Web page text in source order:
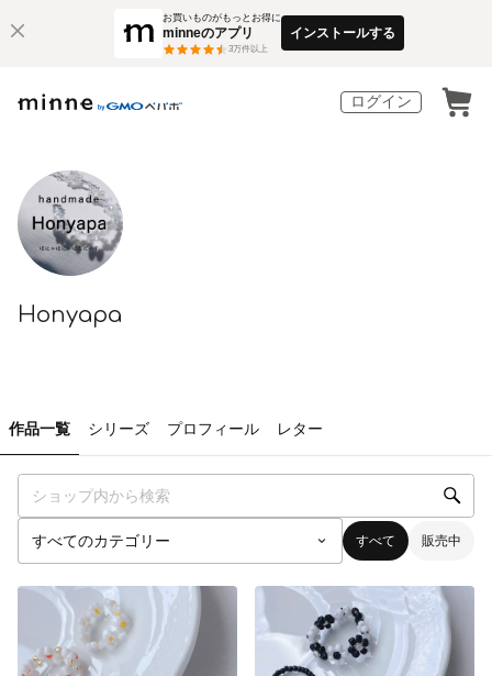
お買いものがもっとお得に
minneのアプリ
3万件以上
インストールする
ログイン
Honyapa
作品一覧 シリーズ プロフィール レター
すべて 販売中